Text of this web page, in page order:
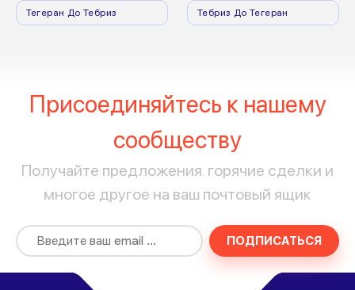
Тегеран До Тебриз Тебриз До Тегеран
Присоединяйтесь к нашему
сообществу
Получайте предложения, горячие сделки и
многое другое на ваш почтовый ящик
ПОДПИСАТЬСЯ